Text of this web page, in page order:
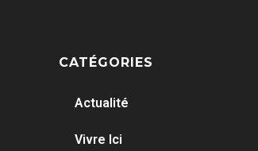
CATÉGORIES
Actualité
Vivre Ici